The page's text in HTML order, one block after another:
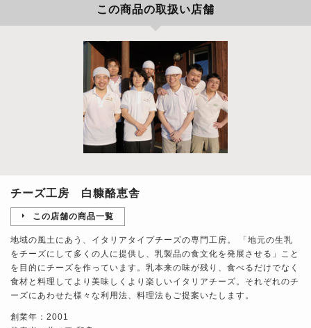
この商品の取扱い店舗
チーズ工房 白糠酪恵舎
この店舗の商品一覧
地域の風土にあう、イタリアタイプチーズの専門工房。 「地元の生乳
をチーズにして多くの人に提供し、乳製品の食文化を発展させる」こと
を目的にチーズを作っています。乳本来の味が残り、食べるだけでなく
食材と料理してより美味しくより楽しいイタリアチーズ。それぞれのチ
ーズにあわせた様々な利用法、料理法もご提案いたします。
創業年：2001